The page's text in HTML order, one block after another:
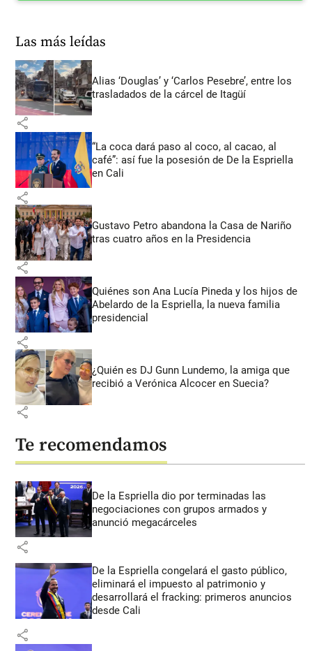
Las más leídas
Alias ‘Douglas’ y ‘Carlos Pesebre’, entre los
trasladados de la cárcel de Itagüí
share
“La coca dará paso al coco, al cacao, al
café”: así fue la posesión de De la Espriella
en Cali
share
Gustavo Petro abandona la Casa de Nariño
tras cuatro años en la Presidencia
share
Quiénes son Ana Lucía Pineda y los hijos de
Abelardo de la Espriella, la nueva familia
presidencial
share
¿Quién es DJ Gunn Lundemo, la amiga que
recibió a Verónica Alcocer en Suecia?
share
Te recomendamos
De la Espriella dio por terminadas las
negociaciones con grupos armados y
anunció megacárceles
share
De la Espriella congelará el gasto público,
eliminará el impuesto al patrimonio y
desarrollará el fracking: primeros anuncios
desde Cali
share